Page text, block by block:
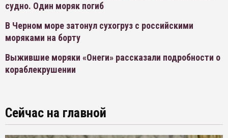
судно. Один моряк погиб
В Черном море затонул сухогруз с российскими
моряками на борту
Выжившие моряки «Онеги» рассказали подробности о
кораблекрушении
Сейчас на главной